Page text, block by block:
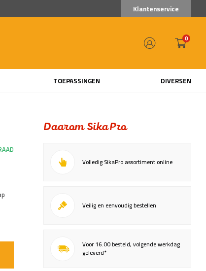
Klantenservice
0
TOEPASSINGEN DIVERSEN
Daarom SikaPro
Volledig SikaPro assortiment online
Veilig en eenvoudig bestellen
Voor 16.00 besteld, volgende werkdag
geleverd*